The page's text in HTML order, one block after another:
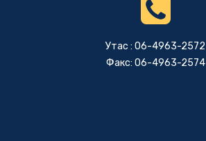
Утас : 06-4963-2572
Факс: 06-4963-2574